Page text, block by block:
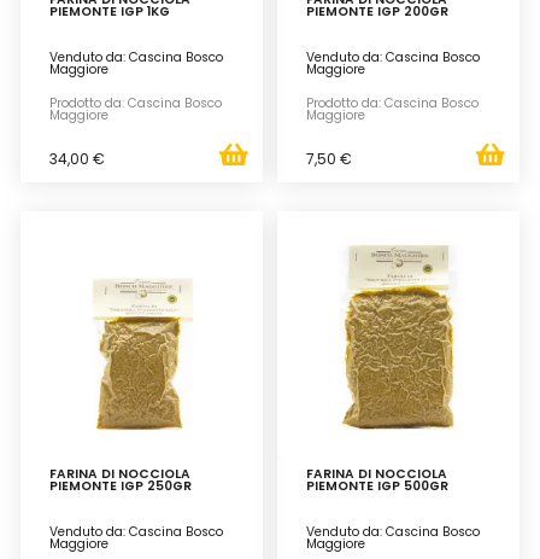
PIEMONTE IGP 1KG
Venduto da: Cascina Bosco
Maggiore
Prodotto da: Cascina Bosco
Maggiore
34,00 €
PIEMONTE IGP 200GR
Venduto da: Cascina Bosco
Maggiore
Prodotto da: Cascina Bosco
Maggiore
7,50 €
FARINA DI NOCCIOLA
PIEMONTE IGP 250GR
Venduto da: Cascina Bosco
Maggiore
FARINA DI NOCCIOLA
PIEMONTE IGP 500GR
Venduto da: Cascina Bosco
Maggiore